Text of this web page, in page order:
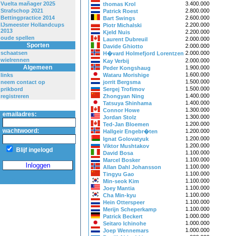
Vuelta mañager 2025
Strafschop 2021
Bettingpractice 2014
IJsmeester Hollandcups
2013
oude spellen
Sporten
schaatsen
wielrennen
Algemeen
links
neem contact op
prikbord
registreren
emailadres:
wachtwoord:
Blijf ingelogd
thomas Krol
3.400.000
Patrick Roest
2.800.000
Bart Swings
2.600.000
Piotr Michalski
2.200.000
Kjeld Nuis
2.200.000
Laurent Dubreuil
2.000.000
Davide Ghiotto
2.000.000
H�vard Holmefjord Lorentzen 2.000.000
Kay Verbij
2.000.000
Peder Kongshaug
1.900.000
Wataru Morishige
1.600.000
jorrit Bergsma
1.500.000
Sergej Trofimov
1.500.000
Zhongyan Ning
1.400.000
Tatsuya Shinhama
1.400.000
Connor Howe
1.300.000
Jordan Stolz
1.300.000
Ted-Jan Bloemen
1.200.000
Hallgeir Engebr�ten
1.200.000
Ignat Golovatyuk
1.200.000
Viktor Mushtakov
1.200.000
David Bosa
1.100.000
Marcel Bosker
1.100.000
Allan Dahl Johansson
1.100.000
Tingyu Gao
1.100.000
Min-seok Kim
1.100.000
Joey Mantia
1.100.000
Cha Min-kyu
1.100.000
Hein Otterspeer
1.100.000
Merijn Scheperkamp
1.100.000
Patrick Beckert
1.000.000
Seitaro Ichinohe
1.000.000
Joep Wennemars
1.000.000